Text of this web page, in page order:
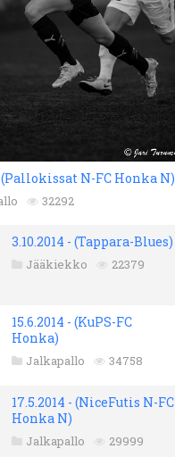
(Pallokissat N-FC Honka N)
32292
3.10.2014 - (Tappara-Blues)
Jääkiekko 22379
15.6.2014 - (KuPS-FC
Honka)
Jalkapallo 34758
17.5.2014 - (NiceFutis N-FC
Honka N)
Jalkapallo 29999